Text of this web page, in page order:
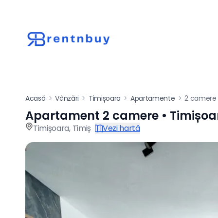
Acasă > Vânzări > Timișoara > Apartamente > 2
Apartament de
Apartament 2 camere •
Timișoara, Timiș Vezi hartă